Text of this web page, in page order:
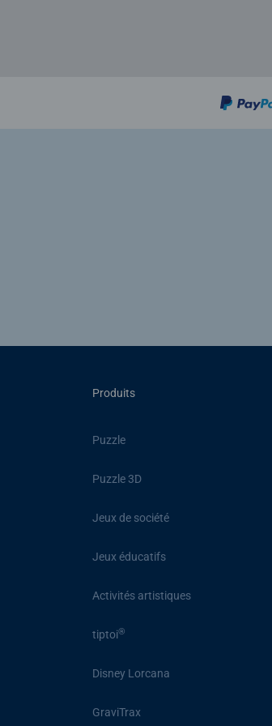
Produits
Puzzle
Puzzle 3D
Jeux de société
Jeux éducatifs
Activités artistiques
tiptoi®
Disney Lorcana
GraviTrax